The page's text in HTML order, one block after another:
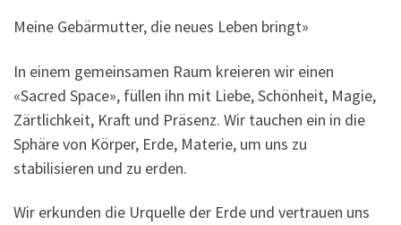
Meine Gebärmutter, die neues Leben bringt»
In einem gemeinsamen Raum kreieren wir einen
«Sacred Space», füllen ihn mit Liebe, Schönheit, Magie,
Zärtlichkeit, Kraft und Präsenz. Wir tauchen ein in die
Sphäre von Körper, Erde, Materie, um uns zu
stabilisieren und zu erden.
Wir erkunden die Urquelle der Erde und vertrauen uns